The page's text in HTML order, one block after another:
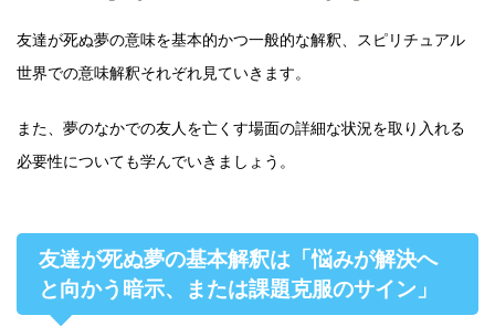
友達が死ぬ夢の意味を基本的かつ一般的な解釈、スピリチュアル
世界での意味解釈それぞれ見ていきます。
また、夢のなかでの友人を亡くす場面の詳細な状況を取り入れる
必要性についても学んでいきましょう。
友達が死ぬ夢の基本解釈は「悩みが解決へ
と向かう暗示、または課題克服のサイン」